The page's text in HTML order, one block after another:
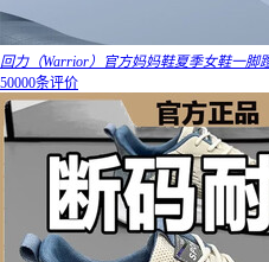
回力（Warrior）官方妈妈鞋夏季女鞋一脚
50000条评价